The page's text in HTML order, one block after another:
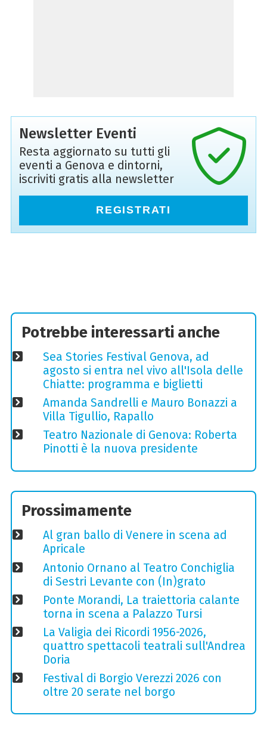
Newsletter Eventi
Resta aggiornato su tutti gli
eventi a Genova e dintorni,
iscriviti gratis alla newsletter
REGISTRATI
Potrebbe interessarti anche
Sea Stories Festival Genova, ad
agosto si entra nel vivo all'Isola delle
Chiatte: programma e biglietti
Amanda Sandrelli e Mauro Bonazzi a
Villa Tigullio, Rapallo
Teatro Nazionale di Genova: Roberta
Pinotti è la nuova presidente
Prossimamente
Al gran ballo di Venere in scena ad
Apricale
Antonio Ornano al Teatro Conchiglia
di Sestri Levante con (In)grato
Ponte Morandi, La traiettoria calante
torna in scena a Palazzo Tursi
La Valigia dei Ricordi 1956-2026,
quattro spettacoli teatrali sull'Andrea
Doria
Festival di Borgio Verezzi 2026 con
oltre 20 serate nel borgo